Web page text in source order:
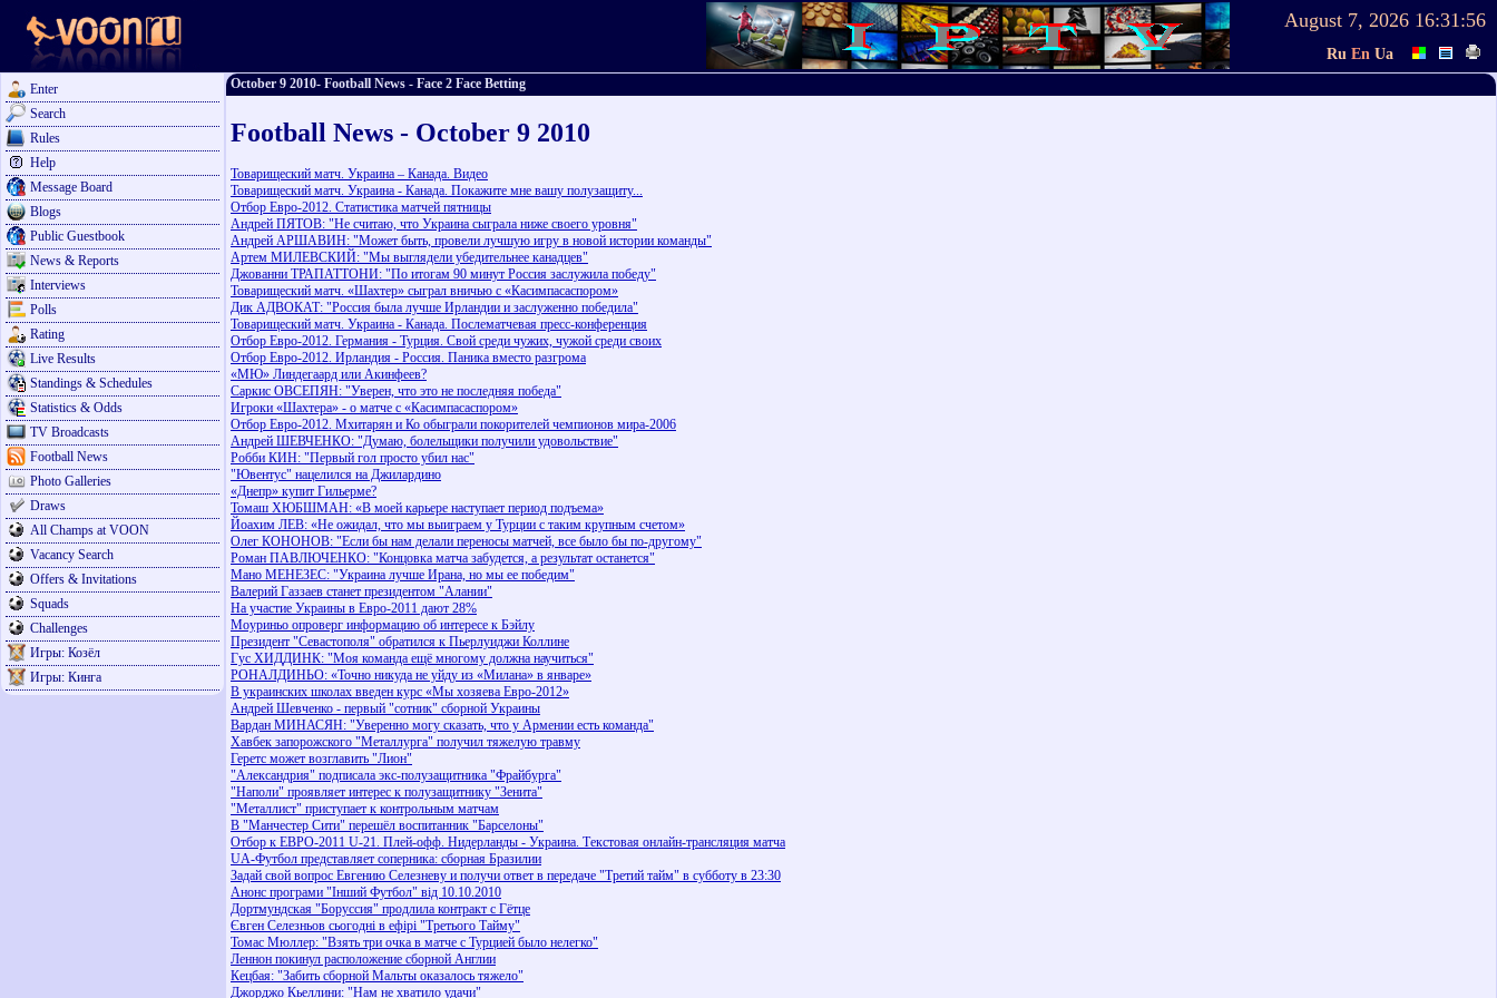
August 7, 2026 16:31:56
Ru En Ua
Enter
Search
Rules
Help
Message Board
Blogs
Public Guestbook
News & Reports
Interviews
Polls
Rating
Live Results
Standings & Schedules
Statistics & Odds
TV Broadcasts
Football News
Photo Galleries
Draws
All Champs at VOON
Vacancy Search
Offers & Invitations
Squads
Challenges
Игры: Козёл
Игры: Кинга
October 9 2010- Football News - Face 2 Face Betting
Football News - October 9 2010
Товарищеский матч. Украина – Канада. Видео
Товарищеский матч. Украина - Канада. Покажите мне вашу полузащиту...
Отбор Евро-2012. Статистика матчей пятницы
Андрей ПЯТОВ: "Не считаю, что Украина сыграла ниже своего уровня"
Андрей АРШАВИН: "Может быть, провели лучшую игру в новой истории команды"
Артем МИЛЕВСКИЙ: "Мы выглядели убедительнее канадцев"
Джованни ТРАПАТТОНИ: "По итогам 90 минут Россия заслужила победу"
Товарищеский матч. «Шахтер» сыграл вничью с «Касимпасаспором»
Дик АДВОКАТ: "Россия была лучше Ирландии и заслуженно победила"
Товарищеский матч. Украина - Канада. Послематчевая пресс-конференция
Отбор Евро-2012. Германия - Турция. Свой среди чужих, чужой среди своих
Отбор Евро-2012. Ирландия - Россия. Паника вместо разгрома
«МЮ» Линдегаард или Акинфеев?
Саркис ОВСЕПЯН: "Уверен, что это не последняя победа"
Игроки «Шахтера» - о матче с «Касимпасаспором»
Отбор Евро-2012. Мхитарян и Ко обыграли покорителей чемпионов мира-2006
Андрей ШЕВЧЕНКО: "Думаю, болельщики получили удовольствие"
Робби КИН: "Первый гол просто убил нас"
"Ювентус" нацелился на Джилардино
«Днепр» купит Гильерме?
Томаш ХЮБШМАН: «В моей карьере наступает период подъема»
Йоахим ЛЕВ: «Не ожидал, что мы выиграем у Турции с таким крупным счетом»
Олег КОНОНОВ: "Если бы нам делали переносы матчей, все было бы по-другому"
Роман ПАВЛЮЧЕНКО: "Концовка матча забудется, а результат останется"
Мано МЕНЕЗЕС: "Украина лучше Ирана, но мы ее победим"
Валерий Газзаев станет президентом "Алании"
На участие Украины в Евро-2011 дают 28%
Моуриньо опроверг информацию об интересе к Бэйлу
Президент "Севастополя" обратился к Пьерлуиджи Коллине
Гус ХИДДИНК: "Моя команда ещё многому должна научиться"
РОНАЛДИНЬО: «Точно никуда не уйду из «Милана» в январе»
В украинских школах введен курс «Мы хозяева Евро-2012»
Андрей Шевченко - первый "сотник" сборной Украины
Вардан МИНАСЯН: "Уверенно могу сказать, что у Армении есть команда"
Хавбек запорожского "Металлурга" получил тяжелую травму
Геретс может возглавить "Лион"
"Александрия" подписала экс-полузащитника "Фрайбурга"
"Наполи" проявляет интерес к полузащитнику "Зенита"
"Металлист" приступает к контрольным матчам
В "Манчестер Сити" перешёл воспитанник "Барселоны"
Отбор к ЕВРО-2011 U-21. Плей-офф. Нидерланды - Украина. Текстовая онлайн-трансляция матча
UA-Футбол представляет соперника: сборная Бразилии
Задай свой вопрос Евгению Селезневу и получи ответ в передаче "Третий тайм" в субботу в 23:30
Анонс програми "Інший Футбол" від 10.10.2010
Дортмундская "Боруссия" продлила контракт с Гётце
Євген Селезньов сьогодні в ефірі "Третього Тайму"
Томас Мюллер: "Взять три очка в матче с Турцией было нелегко"
Леннон покинул расположение сборной Англии
Кецбая: "Забить сборной Мальты оказалось тяжело"
Джорджо Кьеллини: "Нам не хватило удачи"